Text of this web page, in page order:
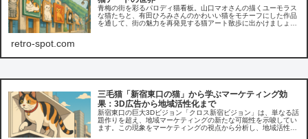
青梅の街を彩るパロディ猫看板。山口マオさんの描くユーモラス
な猫たちと、有田ひろみさんのかわいい猫をモチーフにした作品
を通して、街の魅力を再発見する猫アート散歩に出かけましょ
retro-spot.com
三毛猫「新宿東口の猫」から学ぶマーケティング効
果：3D広告から地域活性化まで
新宿東口の巨大3Dビジョン「クロス新宿ビジョン」は、単なる話
題作りを超え、地域マーケティングの新たな可能性を示唆してい
ます。この現象をマーケティングの視点から分析し、地域活性化